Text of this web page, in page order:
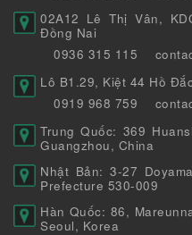
02A12 Lê Thị Vân,
Đồng Nai
0936 315 115
Lô B1.29, Kiệt 44 Hồ
0919 968 759
Trung Quốc: 369
Guangzhou, China
Nhật Bản: 3-27
Prefecture 530-009
Hàn Quốc: 86,
Seoul, Korea